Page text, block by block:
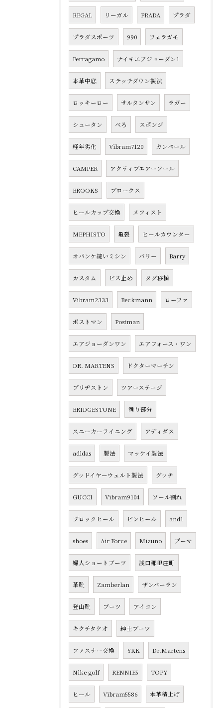
REGAL リーガル PRADA プラダ
プラダスポーツ 990 フェラガモ
Ferragamo ナイキエアジョーダン1
本革中底 ステッチダウン製法
ロッキーロー サルタンサン ラガー
シュータン べろ スポンジ
経年劣化 Vibram7120 カンペール
CAMPER アクティブエアーソール
BROOKS ブロークス
ヒールカップ交換 メフィスト
MEPHISTO 亀裂 ヒールカウンター
オパンケ縫いミシン バリー Barry
カスタム ビス止め タグ移植
Vibram2333 Beckmann ローファ
ポストマン Postman
エアジョーダンワン エアフォース・ワン
DR. MARTENS ドクターマーチン
ブリヂストン ツアーステージ
BRIDGESTONE 滑り部分
スニーカーライニング アディダス
adidas 製法 マッケイ製法
グッドイヤーウェルト製法 グッチ
GUCCI Vibram9104 ソール割れ
ブロックヒール ピンヒール and1
shoes Air Force Mizuno プーマ
婦人ショートブーツ 浅口郡里庄町
革靴 Zamberlan ザンバーラン
登山靴 ブーツ アイコン
キクチタケオ 紳士ブーツ
ファスナー交換 YKK Dr.Martens
Nike golf RENNIE5 TOPY
ヒール Vibram5586 本革積上げ